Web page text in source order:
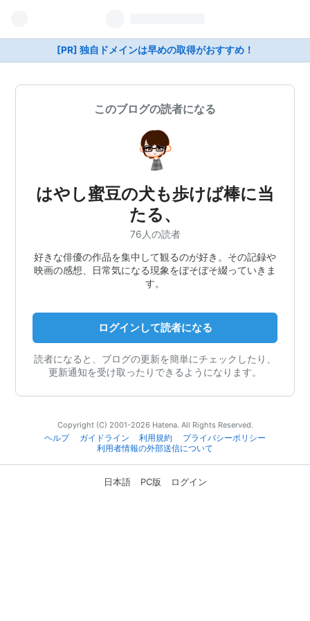
[PR] 独自ドメインは早めの取得がおすすめ！
このブログの読者になる
はやし蜜豆の犬も歩けば棒に当
たる、
76人の読者
好きな俳優の作品を集中して観るのが好き。その記録や
映画の感想、日常気になる現象をぼそぼそ綴っていきま
す。
ログインして読者になる
読者になると、ブログの更新を簡単にチェックしたり、
更新通知を受け取ったりできるようになります。
Copyright (C) 2001-2026 Hatena. All Rights Reserved.
ヘルプ
ガイドライン 利用規約
プライバシーポリシー
利用者情報の外部送信について
日本語 PC版 ログイン